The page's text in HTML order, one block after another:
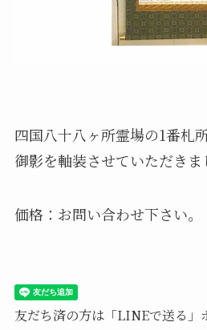
四国八十八ヶ所霊場の1番札
御影を軸装させていただきま
価格：お問い合わせ下さい。
友だち済の方は「LINEで送る」